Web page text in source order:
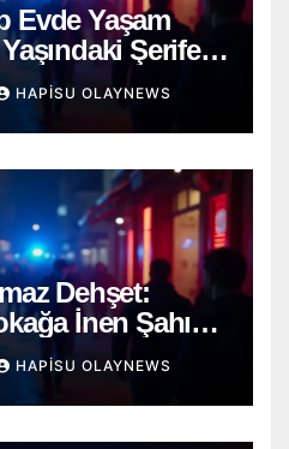
Evde Yaşam
Şerife
Kurtarıldı
HAPISU OLAYNEWS
Dehşet:
İnen Şahıs
HAPISU OLAYNEWS